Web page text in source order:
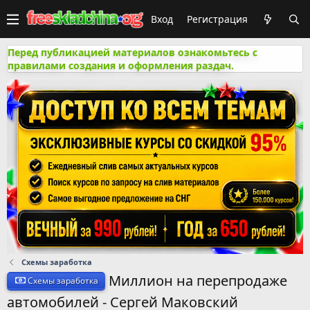
Вход Регистрация
Перед публикацией материалов ознакомьтесь с
правилами создания и оформления раздач.
Схемы заработка
Схемы заработка
Миллион на перепродаже
автомобилей - Сергей Маковский